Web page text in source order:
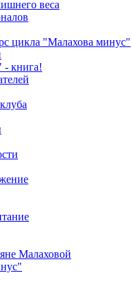
веса
цикла "Малахова минус"
- книга!
Малаховой